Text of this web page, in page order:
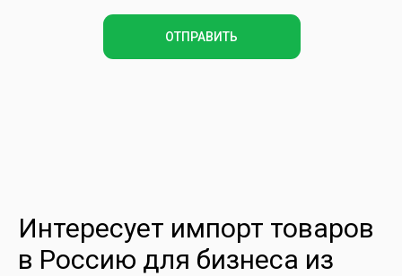
ОТПРАВИТЬ
Интересует импорт товаров
в Россию для бизнеса из